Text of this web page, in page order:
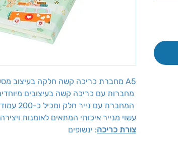
מחברת כריכה קשה חלקה בעיצוב מסעות, בגודל A5
עשוי מנייר איכותי המתאים לאומנות ויצירה
צורת כריכה: ינשופים